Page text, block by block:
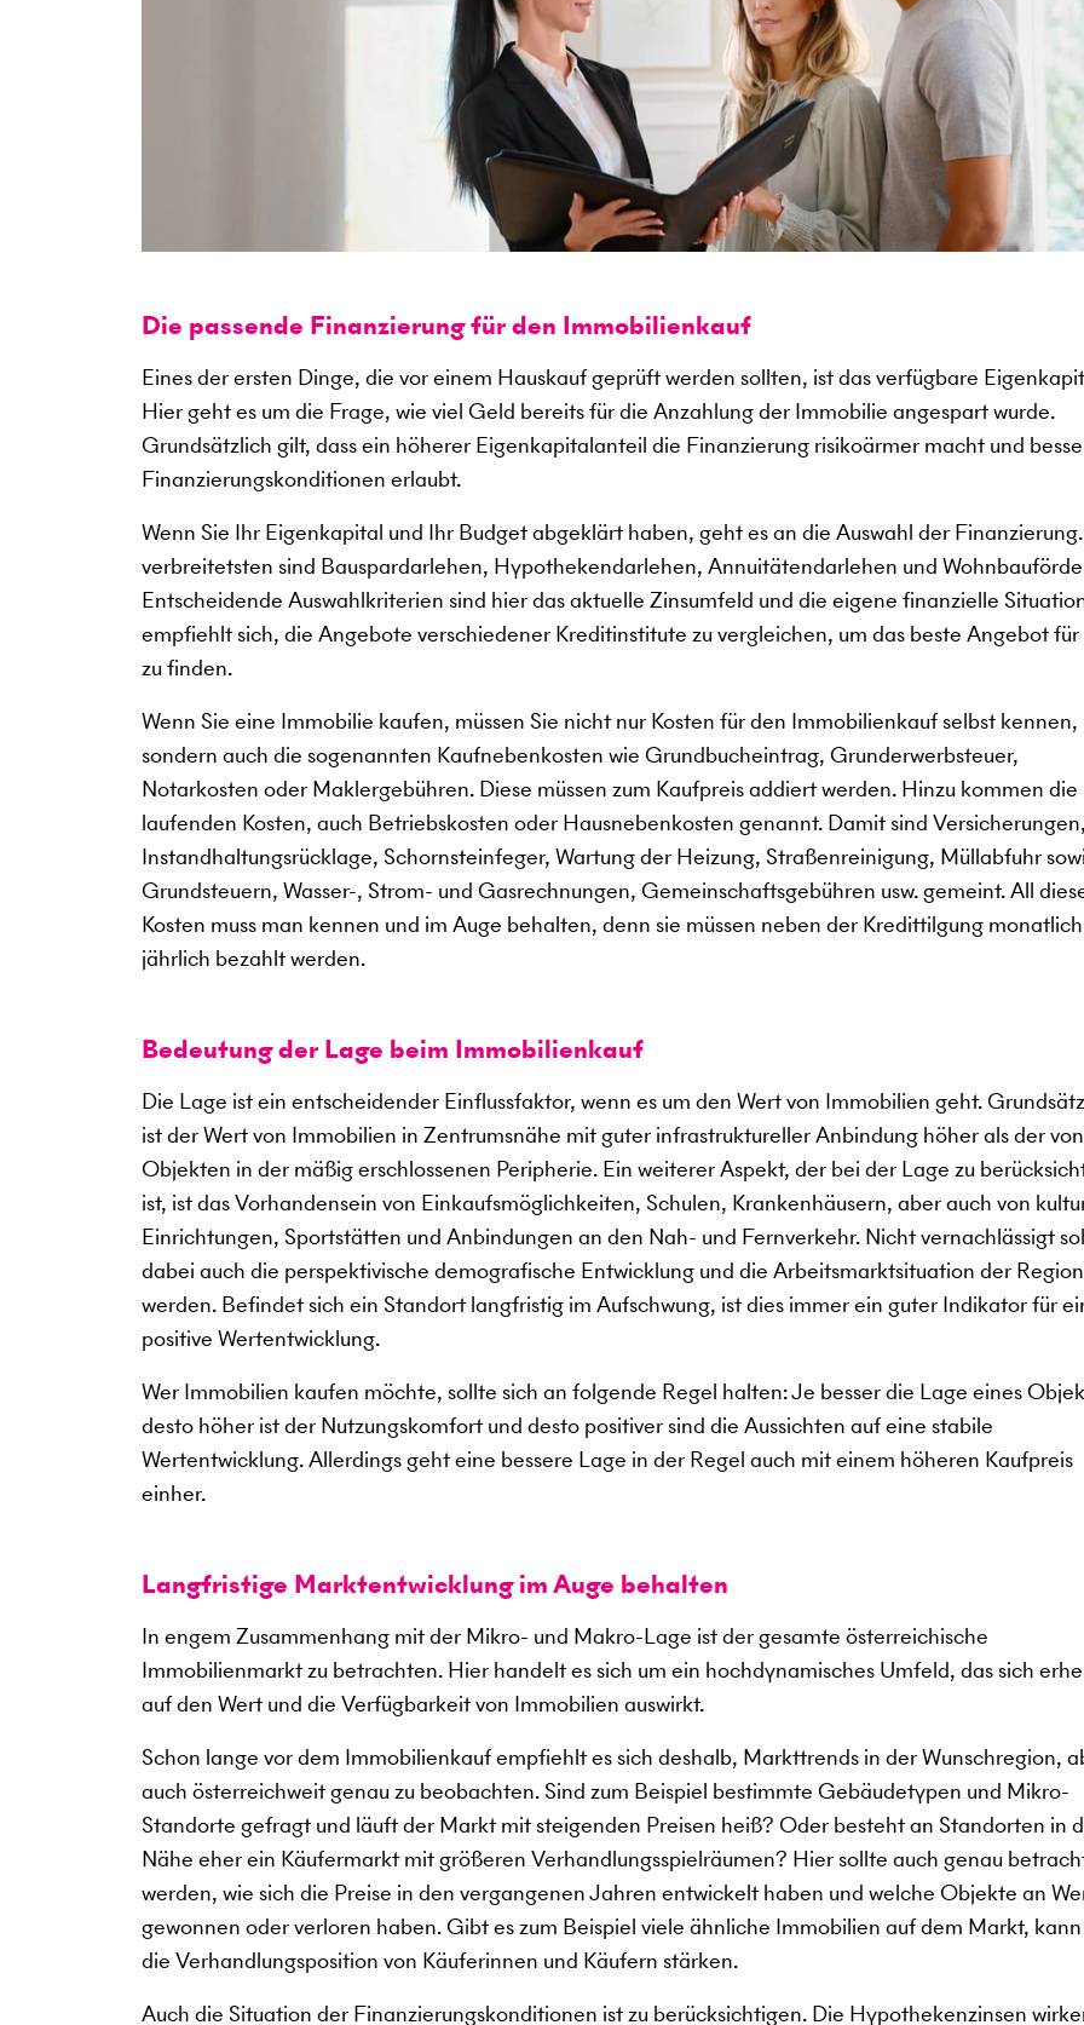
Die passende Finanzierung für den Immobilienkauf
Eines der ersten Dinge, die vor einem Hauskauf geprüft werden sollten, ist das verfügbare
Hier geht es um die Frage, wie viel Geld bereits für die Anzahlung der Immobilie angespart wurde.
Grundsätzlich gilt, dass ein höherer Eigenkapitalanteil die Finanzierung risikoärmer macht und
Finanzierungskonditionen erlaubt.
Wenn Sie Ihr Eigenkapital und Ihr Budget abgeklärt haben, geht es an die Auswahl der
verbreitetsten sind Bauspardarlehen, Hypothekendarlehen, Annuitätendarlehen und
Entscheidende Auswahlkriterien sind hier das aktuelle Zinsumfeld und die eigene finanzielle
empfiehlt sich, die Angebote verschiedener Kreditinstitute zu vergleichen, um das beste Angebot für
zu finden.
Wenn Sie eine Immobilie kaufen, müssen Sie nicht nur Kosten für den Immobilienkauf selbst kennen,
sondern auch die sogenannten Kaufnebenkosten wie Grundbucheintrag, Grunderwerbsteuer,
Notarkosten oder Maklergebühren. Diese müssen zum Kaufpreis addiert werden. Hinzu kommen die
laufenden Kosten, auch Betriebskosten oder Hausnebenkosten genannt. Damit sind
Instandhaltungsrücklage, Schornsteinfeger, Wartung der Heizung, Straßenreinigung, Müllabfuhr
Grundsteuern, Wasser-, Strom- und Gasrechnungen, Gemeinschaftsgebühren usw. gemeint. All
Kosten muss man kennen und im Auge behalten, denn sie müssen neben der Kredittilgung
jährlich bezahlt werden.
Bedeutung der Lage beim Immobilienkauf
Die Lage ist ein entscheidender Einflussfaktor, wenn es um den Wert von Immobilien geht.
ist der Wert von Immobilien in Zentrumsnähe mit guter infrastruktureller Anbindung höher als der von
Objekten in der mäßig erschlossenen Peripherie. Ein weiterer Aspekt, der bei der Lage zu
ist, ist das Vorhandensein von Einkaufsmöglichkeiten, Schulen, Krankenhäusern, aber auch von
Einrichtungen, Sportstätten und Anbindungen an den Nah- und Fernverkehr. Nicht vernachlässigt
dabei auch die perspektivische demografische Entwicklung und die Arbeitsmarktsituation der Region
werden. Befindet sich ein Standort langfristig im Aufschwung, ist dies immer ein guter Indikator für
positive Wertentwicklung.
Wer Immobilien kaufen möchte, sollte sich an folgende Regel halten: Je besser die Lage eines
desto höher ist der Nutzungskomfort und desto positiver sind die Aussichten auf eine stabile
Wertentwicklung. Allerdings geht eine bessere Lage in der Regel auch mit einem höheren Kaufpreis
einher.
Langfristige Marktentwicklung im Auge behalten
In engem Zusammenhang mit der Mikro- und Makro-Lage ist der gesamte österreichische
Immobilienmarkt zu betrachten. Hier handelt es sich um ein hochdynamisches Umfeld, das sich
auf den Wert und die Verfügbarkeit von Immobilien auswirkt.
Schon lange vor dem Immobilienkauf empfiehlt es sich deshalb, Markttrends in der Wunschregion,
auch österreichweit genau zu beobachten. Sind zum Beispiel bestimmte Gebäudetypen und Mikro-
Standorte gefragt und läuft der Markt mit steigenden Preisen heiß? Oder besteht an Standorten in
Nähe eher ein Käufermarkt mit größeren Verhandlungsspielräumen? Hier sollte auch genau
werden, wie sich die Preise in den vergangenen Jahren entwickelt haben und welche Objekte an
gewonnen oder verloren haben. Gibt es zum Beispiel viele ähnliche Immobilien auf dem Markt,
die Verhandlungsposition von Käuferinnen und Käufern stärken.
Auch die Situation der Finanzierungskonditionen ist zu berücksichtigen. Die Hypothekenzinsen